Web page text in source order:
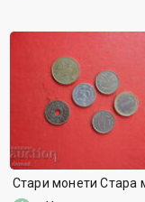
Стари монети Стара